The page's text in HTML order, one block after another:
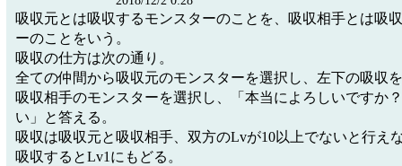
吸収元とは吸収するモンスターのことを、吸収相手とは吸
ーのことをいう。
吸収の仕方は次の通り。
全ての仲間から吸収元のモンスターを選択し、左下の吸収
吸収相手のモンスターを選択し、「本当によろしいですか
い」と答える。
吸収は吸収元と吸収相手、双方のLvが10以上でないと行え
吸収するとLv1にもどる。